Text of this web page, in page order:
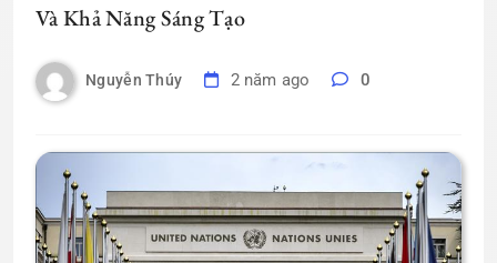
Và Khả Năng Sáng Tạo
Nguyễn Thúy 2 năm ago 0